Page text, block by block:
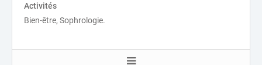
Activités
Bien-être, Sophrologie.